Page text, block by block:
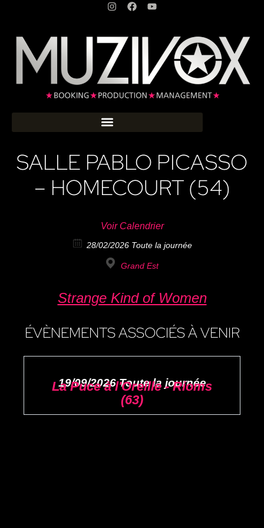
SALLE PABLO PICASSO
– HOMECOURT (54)
Voir Calendrier
28/02/2026 Toute la journée
Grand Est
Strange Kind of Women
ÉVÈNEMENTS ASSOCIÉS À VENIR
La Puce à l'Oreille - Rioms
(63)
19/09/2026 Toute la journée